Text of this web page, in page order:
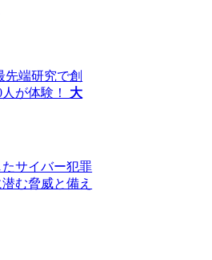
先端研究で創
が体験！ 大
たサイバー犯罪
潜む脅威と備え